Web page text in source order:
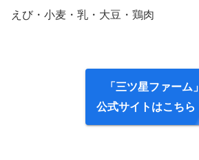
えび・小麦・乳・大豆・鶏肉
「三ツ星ファーム」
公式サイトはこちら